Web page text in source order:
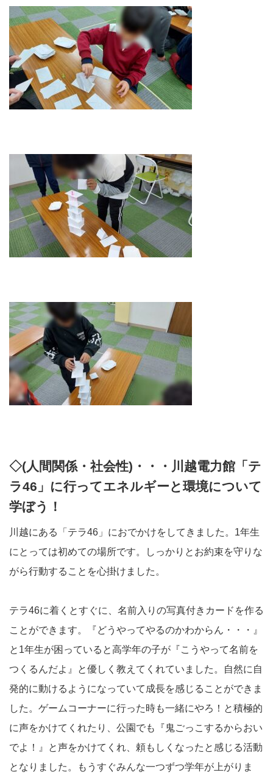
◇(人間関係・社会性)・・・川越電力館「テ
ラ46」に行ってエネルギーと環境について
学ぼう！
川越にある「テラ46」におでかけをしてきました。1年生
にとっては初めての場所です。しっかりとお約束を守りな
がら行動することを心掛けました。
テラ46に着くとすぐに、名前入りの写真付きカードを作る
ことができます。『どうやってやるのかわからん・・・』
と1年生が困っていると高学年の子が『こうやって名前を
つくるんだよ』と優しく教えてくれていました。自然に自
発的に動けるようになっていて成長を感じることができま
した。ゲームコーナーに行った時も一緒にやろ！と積極的
に声をかけてくれたり、公園でも『鬼ごっこするからおい
でよ！』と声をかけてくれ、頼もしくなったと感じる活動
となりました。もうすぐみんな一つずつ学年が上がりま